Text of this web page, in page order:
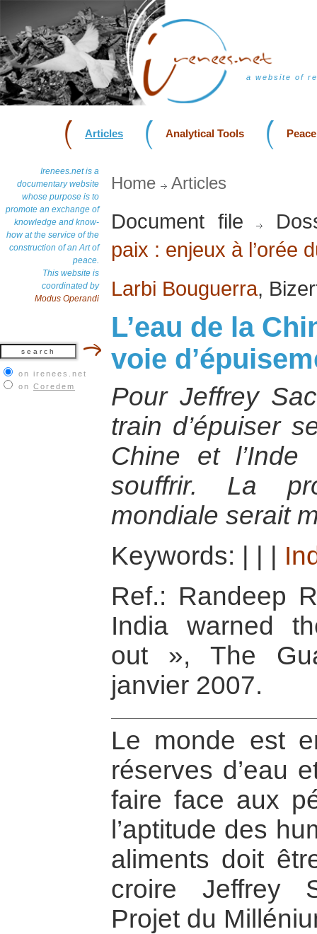
a website of
Articles Analytical Tools
Irenees.net is a
documentary website
whose purpose is to
promote an exchange of
knowledge and know-
how at the service of the
construction of an Art of
peace.
This website is
coordinated by
Modus Operandi
on irenees.net
on Coredem
Home Articles
Document file
paix : enjeux à l’orée
Larbi Bouguerra,
L’eau de la
voie
Pour Jeffrey
train d’épuiser
Chine et l’Inde
souffrir. La
mondiale serait
Keywords:
Ref.: Randeep
India warned
out », The
janvier 2007.
Le monde est
réserves d’eau
faire face aux
l’aptitude des
aliments doit
croire Jeffrey
Projet du